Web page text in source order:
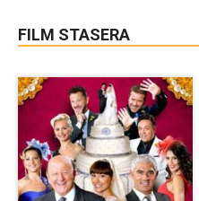
FILM STASERA